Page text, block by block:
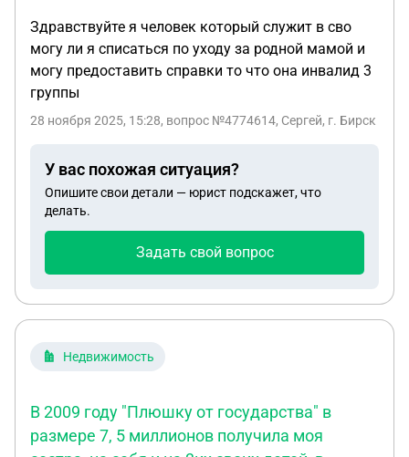
Здравствуйте я человек который служит в сво
могу ли я списаться по уходу за родной мамой и
могу предоставить справки то что она инвалид 3
группы
28 ноября 2025, 15:28, вопрос №4774614, Сергей, г. Бирск
У вас похожая ситуация?
Опишите свои детали — юрист подскажет, что
делать.
Задать свой вопрос
Недвижимость
В 2009 году "Плюшку от государства" в
размере 7, 5 миллионов получила моя